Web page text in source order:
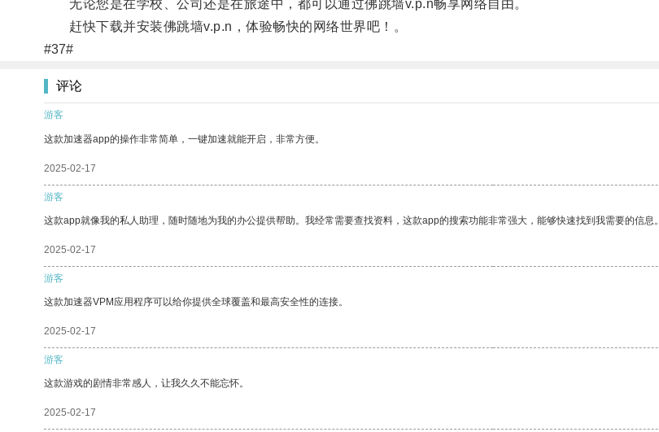
无论您是在学校、公司还是在旅途中，都可以通过佛跳墙v.p.n畅享网络自由。
赶快下载并安装佛跳墙v.p.n，体验畅快的网络世界吧！。
#37#
评论
游客
这款加速器app的操作非常简单，一键加速就能开启，非常方便。
2025-02-17
游客
这款app就像我的私人助理，随时随地为我的办公提供帮助。我经常需要查找资料，这款app的搜索功能非常强大，能够快速找到我需要的信息。
2025-02-17
游客
这款加速器VPM应用程序可以给你提供全球覆盖和最高安全性的连接。
2025-02-17
游客
这款游戏的剧情非常感人，让我久久不能忘怀。
2025-02-17